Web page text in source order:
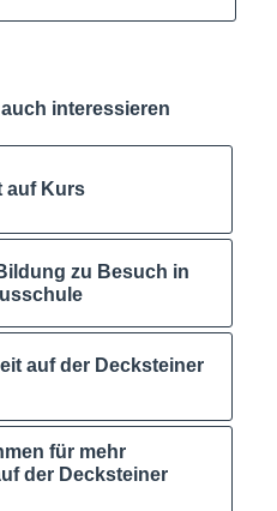
interessieren
auf Kurs
zu Besuch in
auf der Decksteiner
für mehr
der Decksteiner